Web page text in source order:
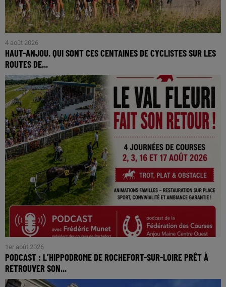
4 août 2026
HAUT-ANJOU. QUI SONT CES CENTAINES DE CYCLISTES SUR LES
ROUTES DE...
1er août 2026
PODCAST : L’HIPPODROME DE ROCHEFORT-SUR-LOIRE PRÊT À
RETROUVER SON...